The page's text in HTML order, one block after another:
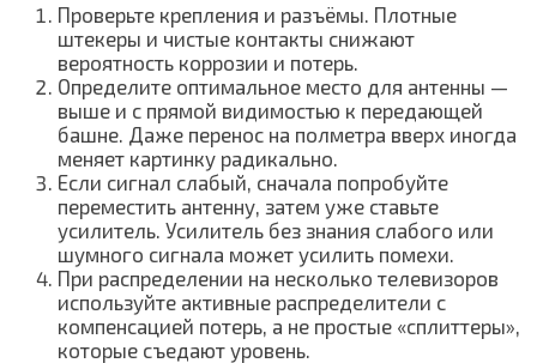
Проверьте крепления и разъёмы. Плотные
штекеры и чистые контакты снижают
вероятность коррозии и потерь.
Определите оптимальное место для антенны —
выше и с прямой видимостью к передающей
башне. Даже перенос на полметра вверх иногда
меняет картинку радикально.
Если сигнал слабый, сначала попробуйте
переместить антенну, затем уже ставьте
усилитель. Усилитель без знания слабого или
шумного сигнала может усилить помехи.
При распределении на несколько телевизоров
используйте активные распределители с
компенсацией потерь, а не простые «сплиттеры»,
которые съедают уровень.